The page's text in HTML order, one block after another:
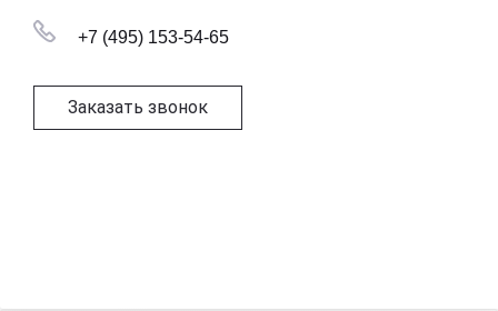
+7 (495) 153-54-65
Заказать звонок